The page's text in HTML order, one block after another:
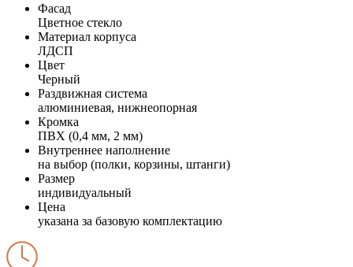
Фасад
Цветное стекло
Материал корпуса
ЛДСП
Цвет
Черный
Раздвижная система
алюминиевая, нижнеопорная
Кромка
ПВХ (0,4 мм, 2 мм)
Внутреннее наполнение
на выбор (полки, корзины, штанги)
Размер
индивидуальный
Цена
указана за базовую комплектацию